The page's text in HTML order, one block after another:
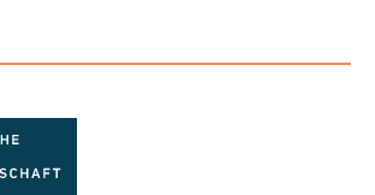
Publizist in
zur Produktsicherheit wenden Sie
BibelgesellschaftBalinger Str.